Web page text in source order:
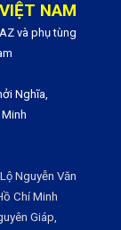
NAM
và phụ tùng
Nghĩa,
Nguyễn Văn
Chí Minh
Giáp,